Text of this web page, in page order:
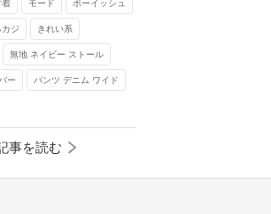
たことで、よりトレ
かいところにも抜か
イルです♪
着 モード ボーイッシュ
ジ きれい系
無地 ネイビー ストール
ー パンツ デニム ワイド
事を読む